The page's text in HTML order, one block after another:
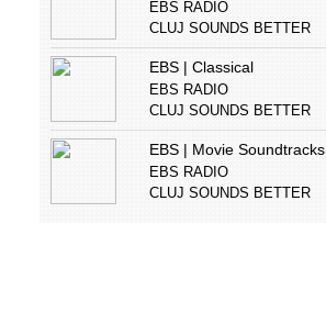
EBS RADIO
CLUJ SOUNDS BETTER
EBS | Classical
EBS RADIO
CLUJ SOUNDS BETTER
EBS | Movie Soundtracks
EBS RADIO
CLUJ SOUNDS BETTER